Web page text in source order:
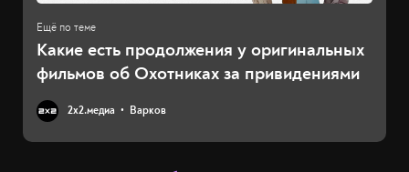
Какие есть продолжения у оригинальных
фильмов об Охотниках за привидениями
2х2.медиа Варков